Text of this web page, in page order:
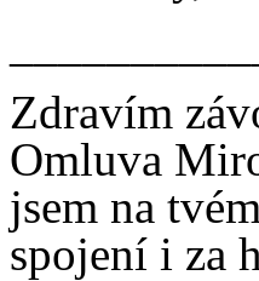
Zdravím
Omluva
jsem na
spojení i za